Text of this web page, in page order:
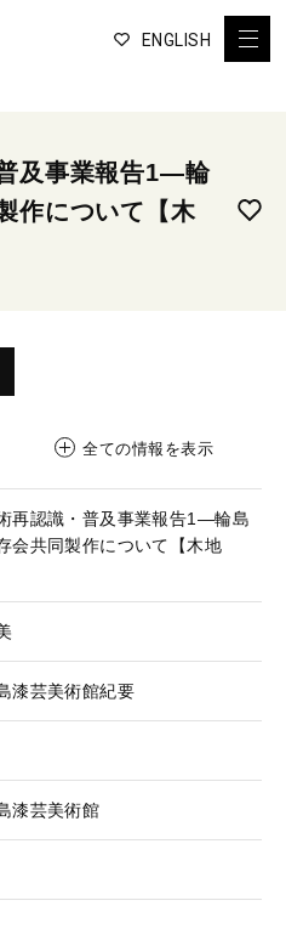
ENGLISH
及事業報告1―輪
作について【木
全ての情報を表示
再認識・普及事業報告1―輪島
会共同製作について【木地
漆芸美術館紀要
漆芸美術館